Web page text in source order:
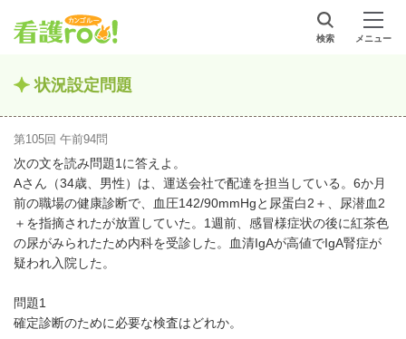
検索 メニュー
状況設定問題
第105回 午前94問
次の文を読み問題1に答えよ。
Aさん（34歳、男性）は、運送会社で配達を担当している。6か月
前の職場の健康診断で、血圧142/90mmHgと尿蛋白2＋、尿潜血2
＋を指摘されたが放置していた。1週前、感冒様症状の後に紅茶色
の尿がみられたため内科を受診した。血清IgAが高値でIgA腎症が
疑われ入院した。
問題1
確定診断のために必要な検査はどれか。